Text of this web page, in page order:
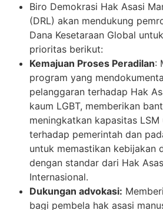
Biro Demokrasi Hak Asasi
(DRL) akan mendukung
Dana Kesetaraan Global
prioritas berikut:
Kemajuan Proses Peradilan:
program yang
pelanggaran terhadap Hak
kaum LGBT, memberikan
meningkatkan kapasitas
terhadap pemerintah dan
untuk memastikan kebijakan
dengan standar dari Hak
Internasional.
Dukungan advokasi:
bagi pembela hak asasi